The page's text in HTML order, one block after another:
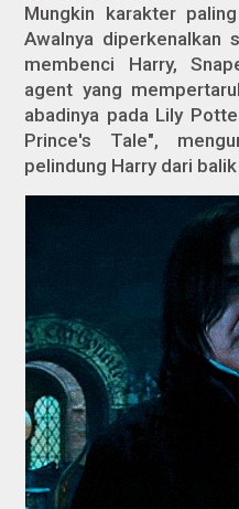
Mungkin karakter
Awalnya diperkenalkan
membenci Harry,
agent yang
abadinya pada Lily
Prince's Tale",
pelindung Harry dari